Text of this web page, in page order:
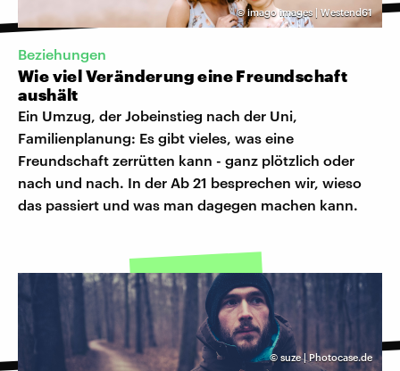
©imago images | Westend61
Beziehungen
Wie viel Veränderung eine Freundschaft
aushält
Ein Umzug, der Jobeinstieg nach der Uni,
Familienplanung: Es gibt vieles, was eine
Freundschaft zerrütten kann - ganz plötzlich oder
nach und nach. In der Ab 21 besprechen wir, wieso
das passiert und was man dagegen machen kann.
© suze | Photocase.de